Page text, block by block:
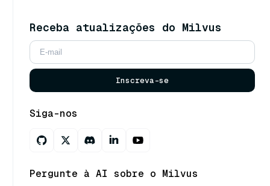
Receba atualizações do Milvus
Inscreva-se
Siga-nos
Pergunte à AI sobre o Milvus